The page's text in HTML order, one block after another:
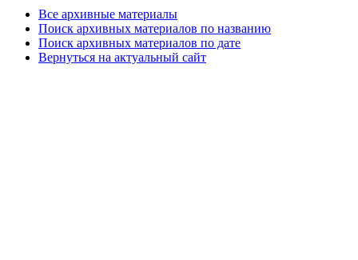
Все архивные материалы
Поиск архивных материалов по названию
Поиск архивных материалов по дате
Вернуться на актуальный сайт